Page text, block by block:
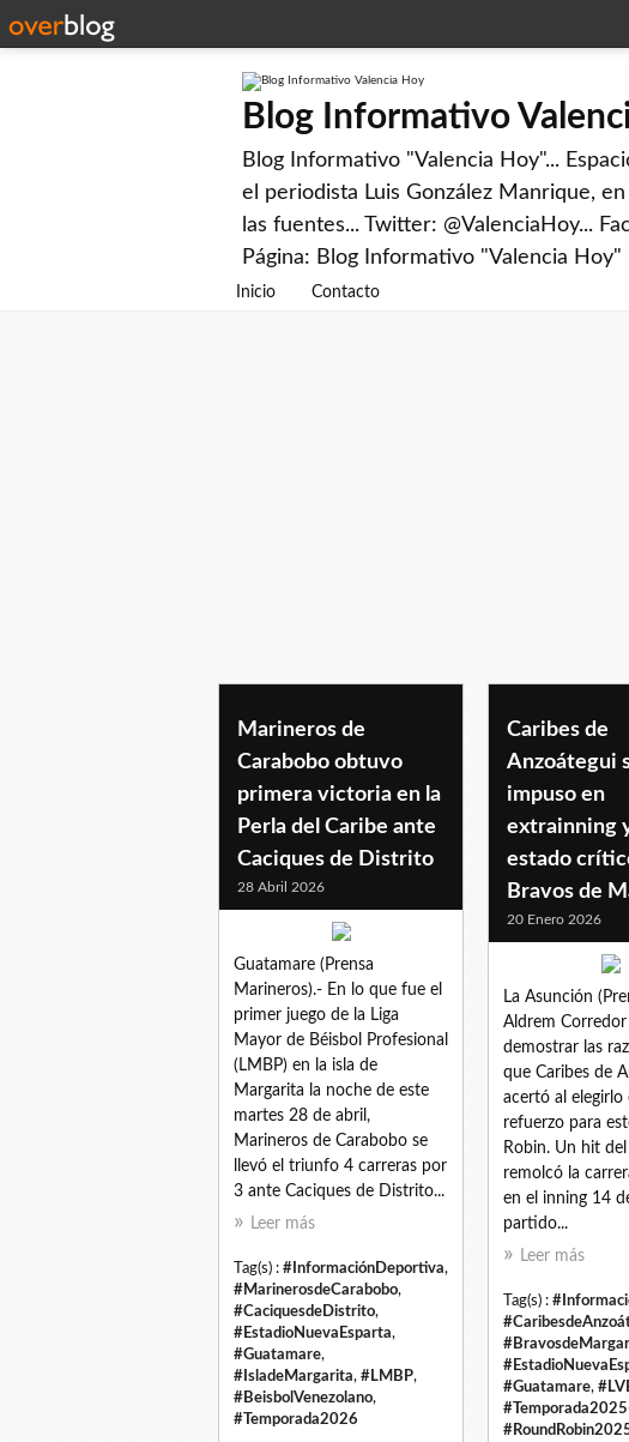
Blog Informativo
Blog Informativo "Valencia Hoy"...
el periodista Luis González Manrique,
las fuentes... Twitter: @ValenciaHoy...
Página: Blog Informativo "Valencia Hoy"
Inicio Contacto
guatamare
Marineros de
Carabobo obtuvo
primera victoria en la
Perla del Caribe ante
Caciques de Distrito
28 Abril 2026
Guatamare (Prensa
Marineros).- En lo que fue el
primer juego de la Liga
Mayor de Béisbol Profesional
(LMBP) en la isla de
Margarita la noche de este
martes 28 de abril,
Marineros de Carabobo se
llevó el triunfo 4 carreras por
3 ante Caciques de Distrito...
Leer más
Tag(s) : #InformaciónDeportiva,
#MarinerosdeCarabobo,
#CaciquesdeDistrito,
#EstadioNuevaEsparta,
#Guatamare,
#IsladeMargarita, #LMBP,
#BeisbolVenezolano,
#Temporada2026
Caribes de
Anzoátegui
impuso en
extrainning
estado
Bravos de
20 Enero 2026
La Asunción
Aldrem
demostrar las
que Caribes de
acertó al elegirlo
refuerzo para
Robin. Un hit
remolcó la
en el inning 14
partido...
Leer más
Tag(s) :
#Guatamare,